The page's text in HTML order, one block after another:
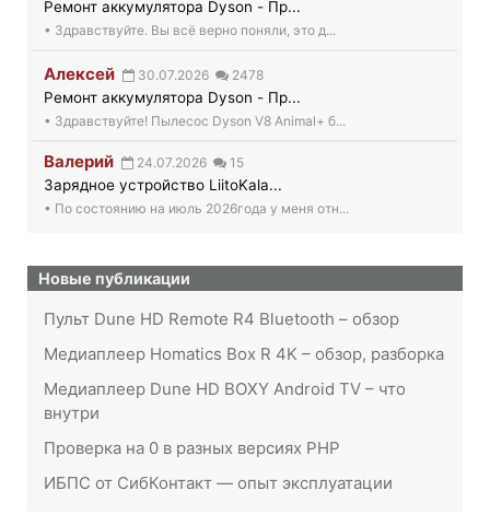
Ремонт аккумулятора Dyson - Пр...
• Здравствуйте. Вы всё верно поняли, это д...
Алексей 30.07.2026 2478
Ремонт аккумулятора Dyson - Пр...
• Здравствуйте! Пылесос Dyson V8 Animal+ б...
Валерий 24.07.2026 15
Зарядное устройство LiitoKala...
• По состоянию на июль 2026года у меня отн...
Новые публикации
Пульт Dune HD Remote R4 Bluetooth – обзор
Медиаплеер Homatics Box R 4K – обзор, разборка
Медиаплеер Dune HD BOXY Android TV – что
внутри
Проверка на 0 в разных версиях PHP
ИБПС от СибКонтакт — опыт эксплуатации